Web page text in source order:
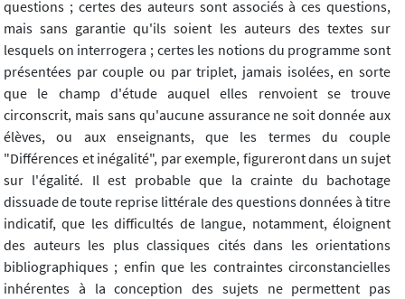
questions ; certes des auteurs sont associés à ces questions,
mais sans garantie qu'ils soient les auteurs des textes sur
lesquels on interrogera ; certes les notions du programme sont
présentées par couple ou par triplet, jamais isolées, en sorte
que le champ d'étude auquel elles renvoient se trouve
circonscrit, mais sans qu'aucune assurance ne soit donnée aux
élèves, ou aux enseignants, que les termes du couple
"Différences et inégalité", par exemple, figureront dans un sujet
sur l'égalité. Il est probable que la crainte du bachotage
dissuade de toute reprise littérale des questions données à titre
indicatif, que les difficultés de langue, notamment, éloignent
des auteurs les plus classiques cités dans les orientations
bibliographiques ; enfin que les contraintes circonstancielles
inhérentes à la conception des sujets ne permettent pas